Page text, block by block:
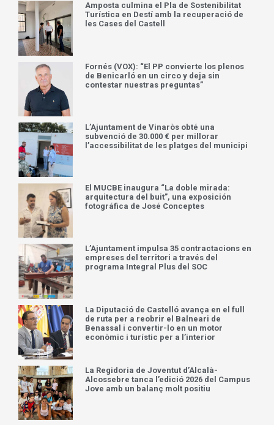
Amposta culmina el Pla de Sostenibilitat
Turística en Destí amb la recuperació de
les Cases del Castell
Fornés (VOX): “El PP convierte los plenos
de Benicarló en un circo y deja sin
contestar nuestras preguntas”
L’Ajuntament de Vinaròs obté una
subvenció de 30.000 € per millorar
l’accessibilitat de les platges del municipi
El MUCBE inaugura “La doble mirada:
arquitectura del buit”, una exposición
fotográfica de José Conceptes
L’Ajuntament impulsa 35 contractacions en
empreses del territori a través del
programa Integral Plus del SOC
La Diputació de Castelló avança en el full
de ruta per a reobrir el Balneari de
Benassal i convertir-lo en un motor
econòmic i turístic per a l’interior
La Regidoria de Joventut d’Alcalà-
Alcossebre tanca l’edició 2026 del Campus
Jove amb un balanç molt positiu